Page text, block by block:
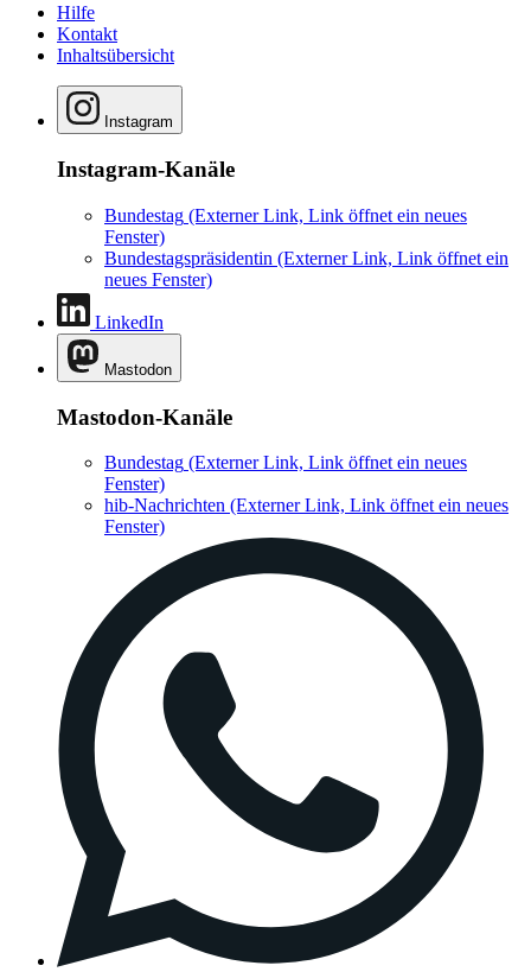
Hilfe
Kontakt
Inhaltsübersicht
Instagram
Instagram-Kanäle
Bundestag (Externer Link, Link öffnet ein neues
Fenster)
Bundestagspräsidentin (Externer Link, Link öffnet ein
neues Fenster)
LinkedIn
Mastodon
Mastodon-Kanäle
Bundestag (Externer Link, Link öffnet ein neues
Fenster)
hib-Nachrichten (Externer Link, Link öffnet ein neues
Fenster)